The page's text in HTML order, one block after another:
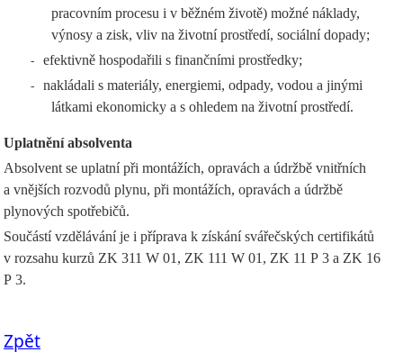
pracovním procesu i v běžném životě) možné náklady,
výnosy a zisk, vliv na životní prostředí, sociální dopady;
- efektivně hospodařili s finančními prostředky;
-
nakládali s materiály, energiemi, odpady, vodou a jinými
látkami ekonomicky a s ohledem na životní prostředí.
Uplatnění absolventa
Absolvent se uplatní při montážích, opravách a údržbě vnitřních
a vnějších rozvodů plynu, při montážích, opravách a údržbě
plynových spotřebičů.
Součástí vzdělávání je i příprava k získání svářečských certifikátů
v rozsahu kurzů ZK 311 W 01, ZK 111 W 01, ZK 11 P 3 a ZK 16
P 3.
Zpět